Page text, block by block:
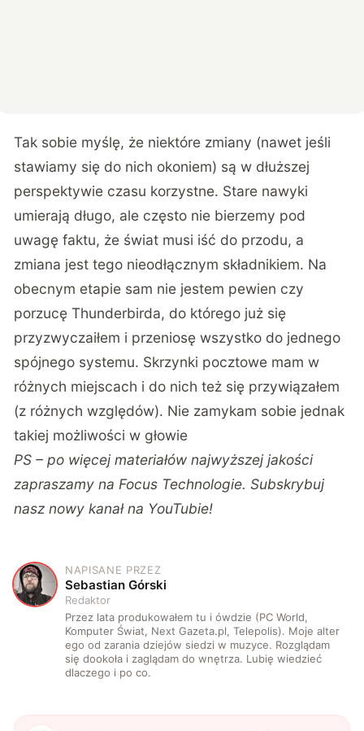
Tak sobie myślę, że niektóre zmiany (nawet jeśli
stawiamy się do nich okoniem) są w dłuższej
perspektywie czasu korzystne. Stare nawyki
umierają długo, ale często nie bierzemy pod
uwagę faktu, że świat musi iść do przodu, a
zmiana jest tego nieodłącznym składnikiem. Na
obecnym etapie sam nie jestem pewien czy
porzucę Thunderbirda, do którego już się
przyzwyczaiłem i przeniosę wszystko do jednego
spójnego systemu. Skrzynki pocztowe mam w
różnych miejscach i do nich też się przywiązałem
(z różnych względów). Nie zamykam sobie jednak
takiej możliwości w głowie
PS – po więcej materiałów najwyższej jakości
zapraszamy na Focus Technologie. Subskrybuj
nasz nowy kanał na YouTubie!
S
NAPISANE PRZEZ
Sebastian Górski
Redaktor
Przez lata produkowałem tu i ówdzie (PC World,
Komputer Świat, Next Gazeta.pl, Telepolis). Moje alter
ego od zarania dziejów siedzi w muzyce. Rozglądam
się dookoła i zaglądam do wnętrza. Lubię wiedzieć
dlaczego i po co.